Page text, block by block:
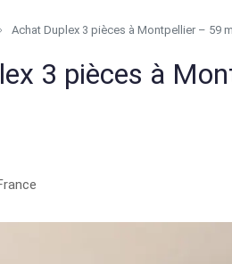
Achat Duplex 3 pièces à Montpellier – 59
3 pièces à